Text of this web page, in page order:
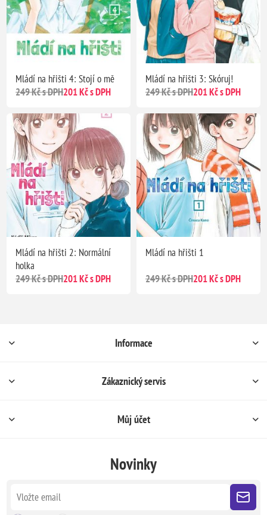
Mládí na hřišti 4: Stojí o mě
249 Kč s DPH201 Kč s DPH
Mládí na hřišti 3: Skóruj!
249 Kč s DPH201 Kč s DPH
Mládí na hřišti 2: Normální
holka
249 Kč s DPH201 Kč s DPH
Mládí na hřišti 1
249 Kč s DPH201 Kč s DPH
Informace
Zákaznický servis
Můj účet
Novinky